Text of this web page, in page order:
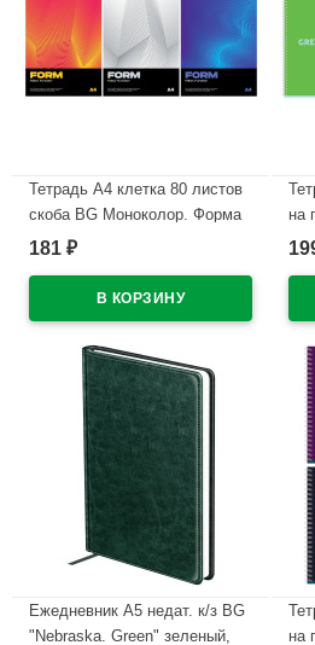
Тетрадь А4 клетка 80 листов
скоба BG Моноколор. Форма
ассорти арт.Т4ск80 63254
181 ₽
на
Ежедневник А5 недат. к/з BG
"Nebraska. Green" зеленый,
на